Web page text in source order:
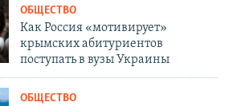
ОБЩЕСТВО
Как Россия «мотивирует»
крымских абитуриентов
поступать в вузы Украины
ОБЩЕСТВО